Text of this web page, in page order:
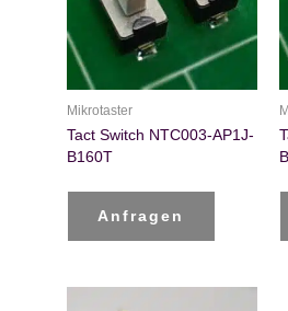
Mikrotaster
Tact Switch NTC003-AP1J-
B160T
Anfragen